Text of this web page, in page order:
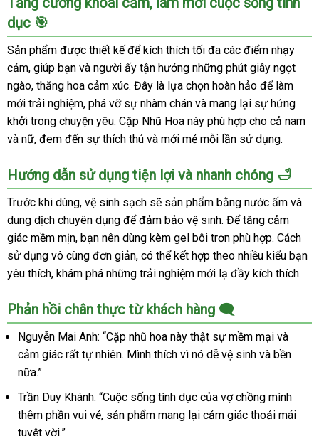
dục 🎯
Sản phẩm được thiết kế để kích thích tối đa các điểm nhạy
cảm, giúp bạn và người ấy tận hưởng những phút giây ngọt
ngào, thăng hoa cảm xúc. Đây là lựa chọn hoàn hảo để làm
mới trải nghiệm, phá vỡ sự nhàm chán và mang lại sự hứng
khởi trong chuyện yêu. Cặp Nhũ Hoa này phù hợp cho cả nam
và nữ, đem đến sự thích thú và mới mẻ mỗi lần sử dụng.
Hướng dẫn sử dụng tiện lợi và nhanh chóng 🛁
Trước khi dùng, vệ sinh sạch sẽ sản phẩm bằng nước ấm và
dung dịch chuyên dụng để đảm bảo vệ sinh. Để tăng cảm
giác mềm mịn, bạn nên dùng kèm gel bôi trơn phù hợp. Cách
sử dụng vô cùng đơn giản, có thể kết hợp theo nhiều kiểu bạn
yêu thích, khám phá những trải nghiệm mới lạ đầy kích thích.
Phản hồi chân thực từ khách hàng 🗨️
Nguyễn Mai Anh: “Cặp nhũ hoa này thật sự mềm mại và
cảm giác rất tự nhiên. Mình thích vì nó dễ vệ sinh và bền
nữa.”
Trần Duy Khánh: “Cuộc sống tình dục của vợ chồng mình
thêm phần vui vẻ, sản phẩm mang lại cảm giác thoải mái
tuyệt vời.”